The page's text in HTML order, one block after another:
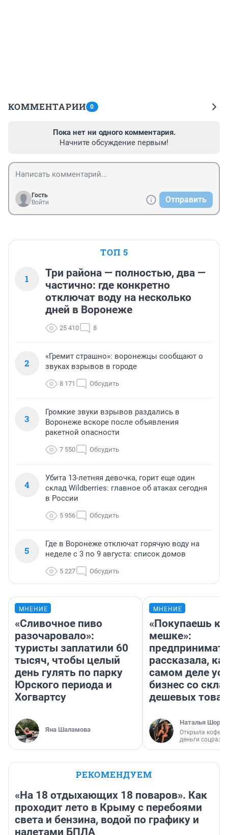
КОММЕНТАРИИ 0
Пока нет ни одного комментария.
Начните обсуждение первым!
Гость
Войти
Отправить
ТОП 5
1
Три района — полностью, два —
частично: где конкретно
отключат воду на несколько
дней в Воронеже
25 410 8
2
«Гремит страшно»: воронежцы сообщают о
звуках взрывов в городе
8 171 Обсудить
3
Громкие звуки взрывов раздались в
Воронеже вскоре после объявления
ракетной опасности
7 550 Обсудить
4
Убита 13-летняя девочка, горит еще один
склад Wildberries: главное об атаках сегодня
в России
5 956 Обсудить
5
Где в Воронеже отключат горячую воду на
неделе с 3 по 9 августа: список домов
5 227 Обсудить
МНЕНИЕ
«Сливочное пиво
разочаровало»:
туристы заплатили 60
тысяч, чтобы целый
день гулять по парку
Юрского периода и
Хогвартсу
Яна Шаламова
МНЕНИЕ
«Покупаешь
мешке»:
рассказала,
самом деле
бизнес со
дешевых
Наталья
Открыла
деньги
РЕКОМЕНДУЕМ
«На 18 отдыхающих 18 поваров». Как
проходит лето в Крыму с перебоями
света и бензина, водой по графику и
налетами БПЛА